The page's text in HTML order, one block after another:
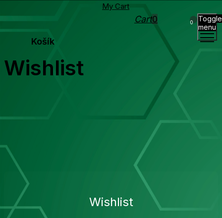
Toggle
menu
0
Košík
Cart0
My Cart
Wishlist
Wishlist